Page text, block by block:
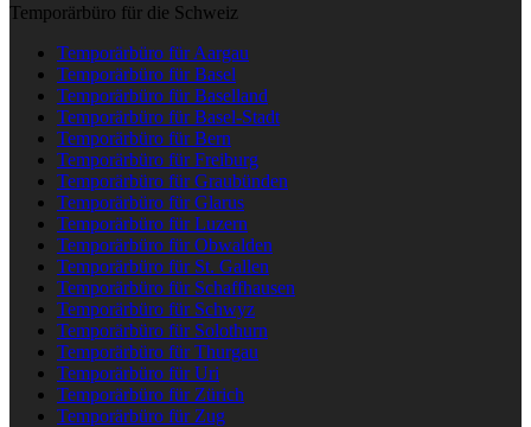
Temporärbüro für die Schweiz
Temporärbüro für Aargau
Temporärbüro für Basel
Temporärbüro für Baselland
Temporärbüro für Basel-Stadt
Temporärbüro für Bern
Temporärbüro für Freiburg
Temporärbüro für Graubünden
Temporärbüro für Glarus
Temporärbüro für Luzern
Temporärbüro für Obwalden
Temporärbüro für St. Gallen
Temporärbüro für Schaffhausen
Temporärbüro für Schwyz
Temporärbüro für Solothurn
Temporärbüro für Thurgau
Temporärbüro für Uri
Temporärbüro für Zürich
Temporärbüro für Zug